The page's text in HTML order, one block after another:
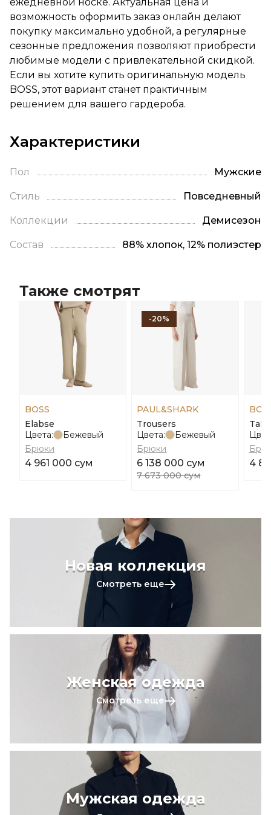
возможность оформить заказ онлайн делают
покупку максимально удобной, а регулярные
сезонные предложения позволяют приобрести
любимые модели с привлекательной скидкой.
Если вы хотите купить оригинальную модель
BOSS, этот вариант станет практичным
решением для вашего гардероба.
Характеристики
Пол Мужские
Стиль Повседневный
Коллекции Демисезон
Состав 88% хлопок, 12% полиэстер
Также смотрят
BOSS
Elabse
Цвета:
Бежевый
Брюки
4 961 000 сум
-20%
PAUL&SHARK
Trousers
Цвета:
Бежевый
Брюки
6 138 000 сум
7 673 000 сум
4
Новая коллекция
Смотреть еще
Женская одежда
Смотреть еще
Мужская одежда